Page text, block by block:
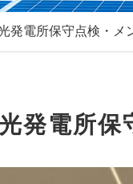
発電所保守点検・メ
発電所